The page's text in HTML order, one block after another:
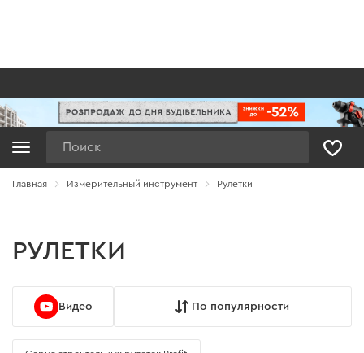
Главная Измерительный инструмент Рулетки
РУЛЕТКИ
Видео По популярности